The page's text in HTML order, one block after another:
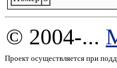
© 2004-...
Проект осуществляется при